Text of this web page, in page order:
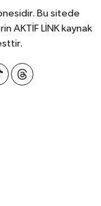
Bu sitede
AKTİF LİNK kaynak